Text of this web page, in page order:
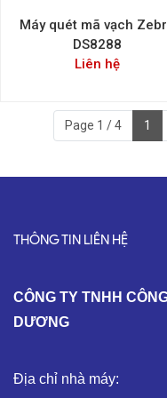
Máy quét mã vạch
DS8288
Liên hệ
Page 1 / 4 1
THÔNG TIN LIÊN HỆ
CÔNG TY TNHH
DƯƠNG
Địa chỉ nhà máy: